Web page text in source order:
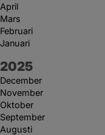
April
Mars
Februari
Januari
År:
2025
December
November
Oktober
September
Augusti